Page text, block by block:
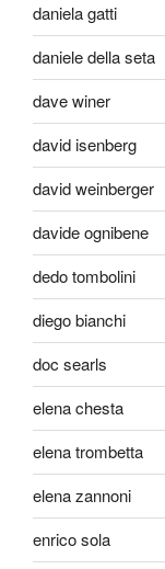
daniela gatti
daniele della seta
dave winer
david isenberg
david weinberger
davide ognibene
dedo tombolini
diego bianchi
doc searls
elena chesta
elena trombetta
elena zannoni
enrico sola